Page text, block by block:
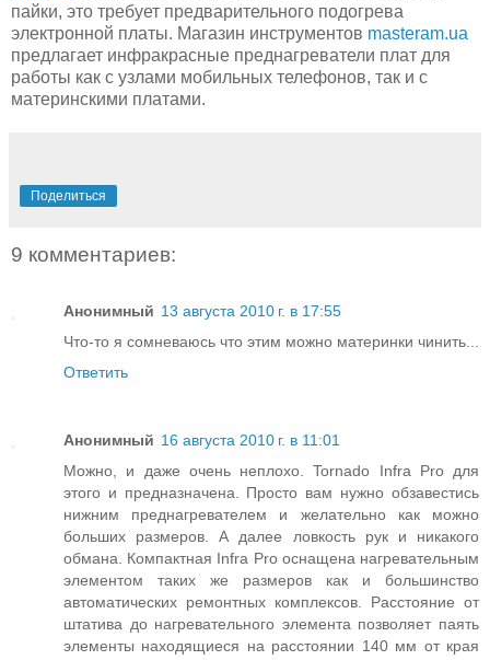
пайки, это требует предварительного подогрева
электронной платы. Магазин инструментов masteram.ua
предлагает инфракрасные преднагреватели плат для
работы как с узлами мобильных телефонов, так и с
материнскими платами.
Поделиться
9 комментариев:
Анонимный 13 августа 2010 г. в 17:55
Что-то я сомневаюсь что этим можно материнки чинить...
Ответить
Анонимный 16 августа 2010 г. в 11:01
Можно, и даже очень неплохо. Tornado Infra Pro для
этого и предназначена. Просто вам нужно обзавестись
нижним преднагревателем и желательно как можно
больших размеров. А далее ловкость рук и никакого
обмана. Компактная Infra Pro оснащена нагревательным
элементом таких же размеров как и большинство
автоматических ремонтных комплексов. Расстояние от
штатива до нагревательного элемента позволяет паять
элементы находящиеся на расстоянии 140 мм от края